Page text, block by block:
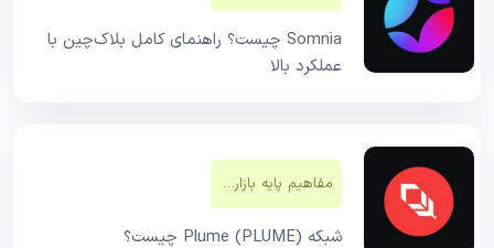
Somnia چیست؟ راهنمای کامل بلاک‌چین با
عملکرد بالا
مفاهیم پایه بازار‌های مالی
شبکه Plume (PLUME) چیست؟